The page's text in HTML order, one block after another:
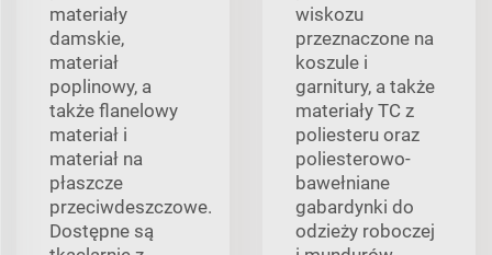
materiały
damskie,
materiał
poplinowy, a
także flanelowy
materiał i
materiał na
płaszcze
przeciwdeszczowe.
Dostępne są
wiskozu
przeznaczone na
koszule i
garnitury, a także
materiały TC z
poliesteru oraz
poliesterowo-
bawełniane
gabardynki do
odzieży roboczej